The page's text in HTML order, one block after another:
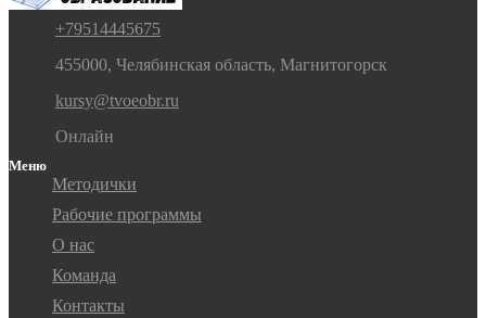
+79514445675
455000, Челябинская область, Магнитогорск
kursy@tvoeobr.ru
Онлайн
Меню
Методички
Рабочие программы
О нас
Команда
Контакты